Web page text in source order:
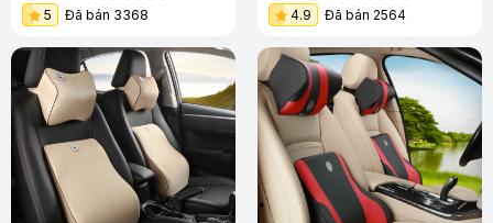
5 Đã bán 3368 4.9 Đã bán 2564